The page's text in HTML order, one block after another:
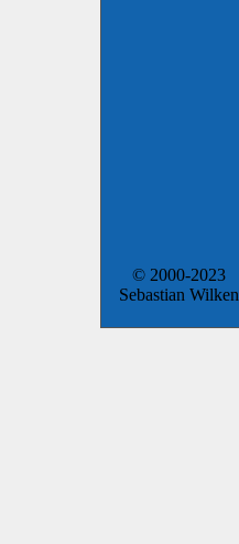
© 2000-2023
Sebastian Wilken